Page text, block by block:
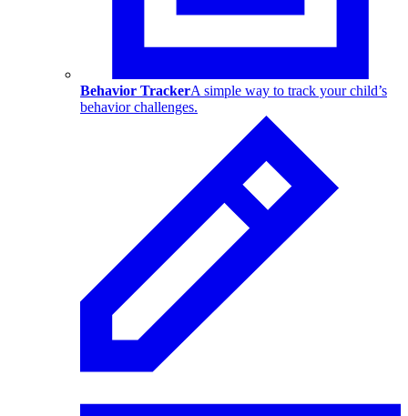
Behavior TrackerA simple way to track your child’s
behavior challenges.